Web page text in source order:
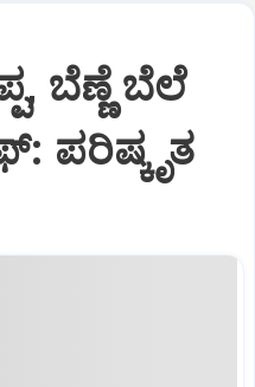
ಬೆಣ್ಣೆ ಬೆಲೆ
ಪರಿಷ್ಕೃತ